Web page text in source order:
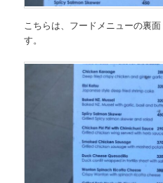
こちらは、 フードメニューの裏
す。